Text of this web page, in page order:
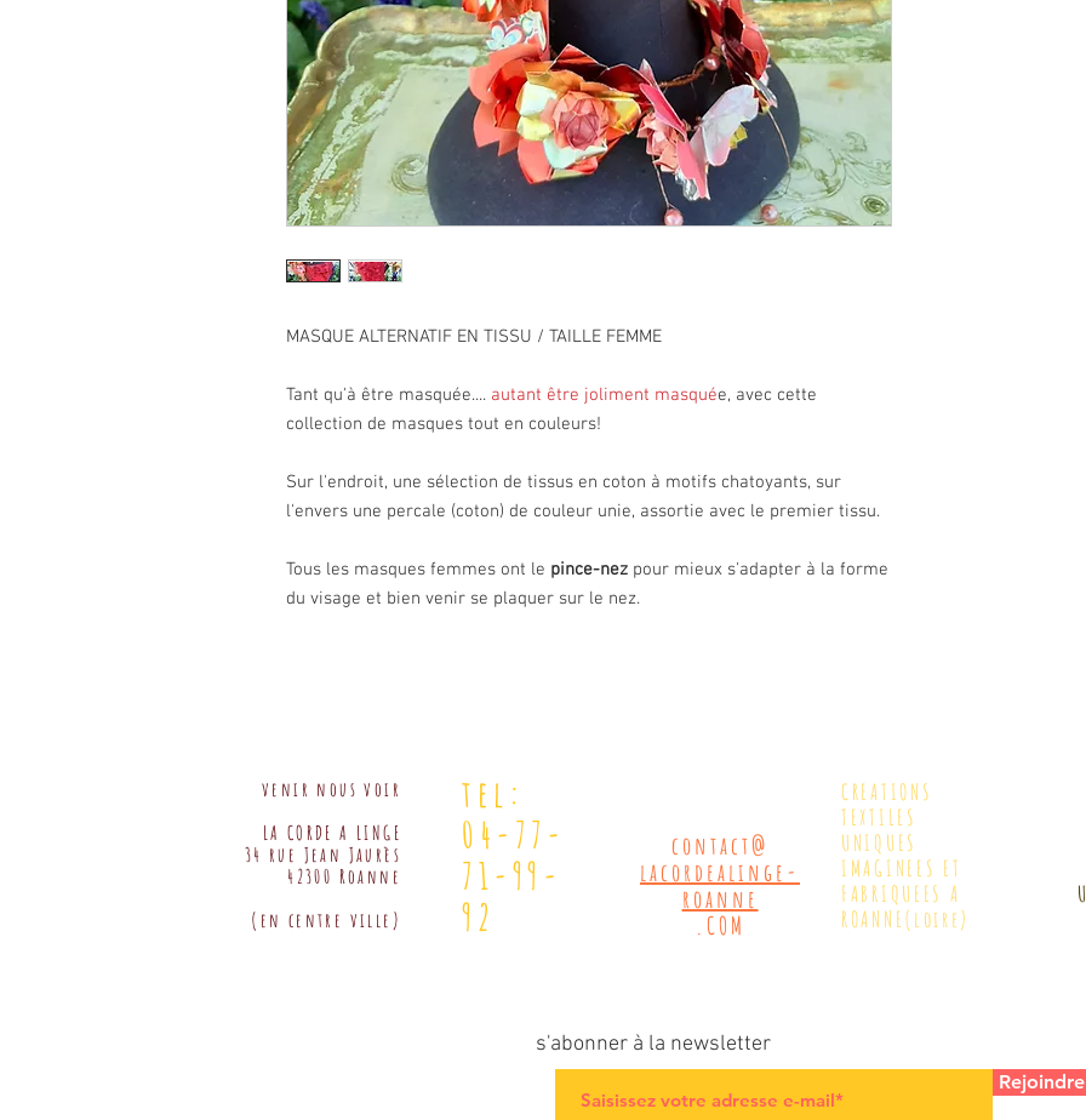
MASQUE ALTERNATIF EN TISSU / TAILLE FEMME
Tant qu'à être masquée.... autant être joliment masquée, avec cette
collection de masques tout en couleurs!
Sur l'endroit, une sélection de tissus en coton à motifs chatoyants, sur
l'envers une percale (coton) de couleur unie, assortie avec le premier tissu.
Tous les masques femmes ont le pince-nez pour mieux s'adapter à la forme
du visage et bien venir se plaquer sur le nez.
venir nous voir
LA CORDE A LINGE
34 rue Jean Jaurès
42300 Roanne
(en centre ville)
tel:
04-77-
71-99-
92
contact@
lacordealinge-
roanne
.COM
CREATIONS
TEXTILES
UNIQUES
IMAGINEES ET
FABRIQUEES A
ROANNE(loire)
Rejoindre
s'abonner à la newsletter